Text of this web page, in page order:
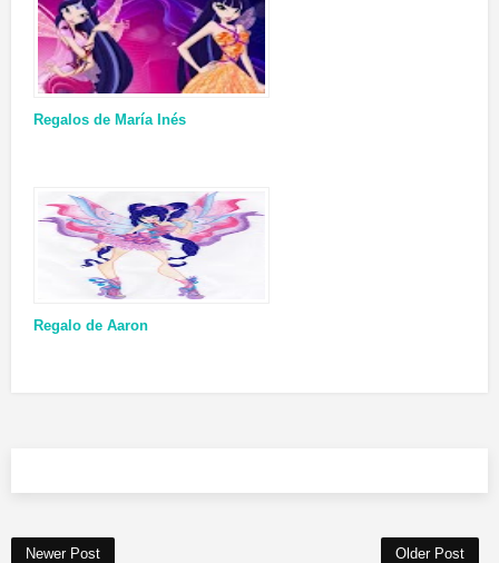
Regalos de María Inés
Regalo de Aaron
Newer Post Older Post